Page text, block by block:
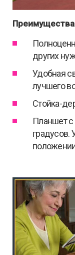
других
Удобная
лучшего
Стойка-
Планшет с
градусов.